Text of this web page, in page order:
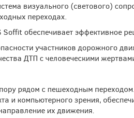
визуального (светового)
переходах.
Soffit обеспечивает эффективное
участников дорожного
ДТП с человеческими
рядом с пешеходным
и компьютерного зрения,
их движения.